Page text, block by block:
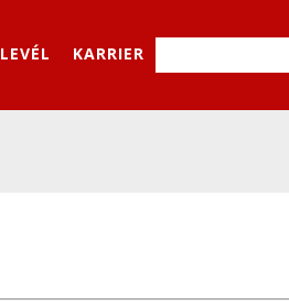
KARRIER